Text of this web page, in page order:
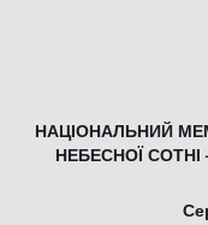
НАЦІОНАЛЬНИЙ
НЕБЕСНОЇ СОТНІ